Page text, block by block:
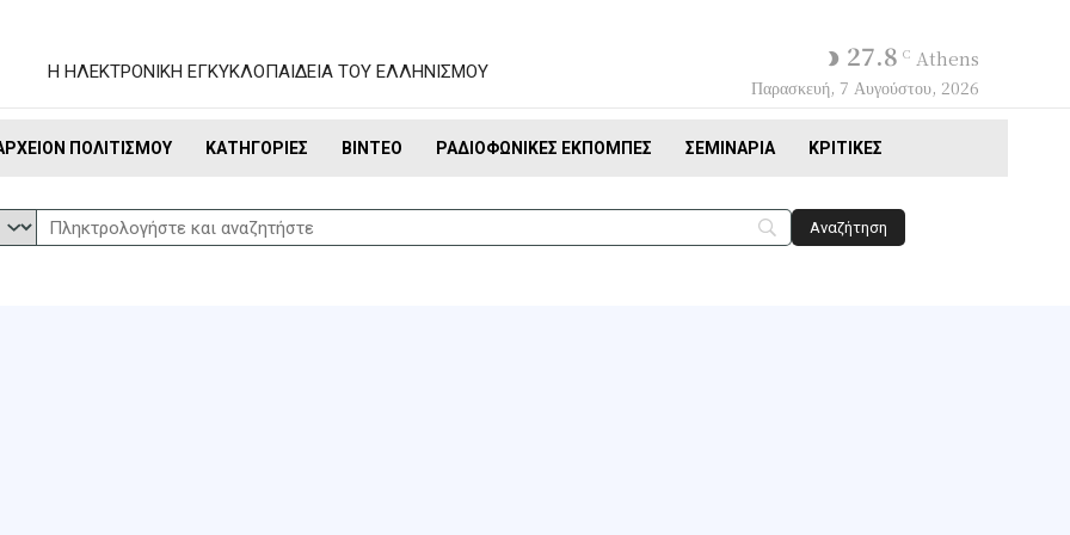
Η ΗΛΕΚΤΡΟΝΙΚΗ ΕΓΚΥΚΛΟΠΑΙΔΕΙΑ ΤΟΥ ΕΛΛΗΝΙΣΜΟΥ 27.8 C Athens
Παρασκευή, 7 Αυγούστου, 2026
ΠΟΛΙΤΙΣΜΟΎ ΚΑΤΗΓΟΡΊΕΣ ΒΊΝΤΕΟ ΡΑΔΙΟΦΩΝΙΚΈΣ ΕΚΠΟΜΠΈΣ ΣΕΜΙΝΆΡΙΑ ΚΡΙΤΙΚΈΣ